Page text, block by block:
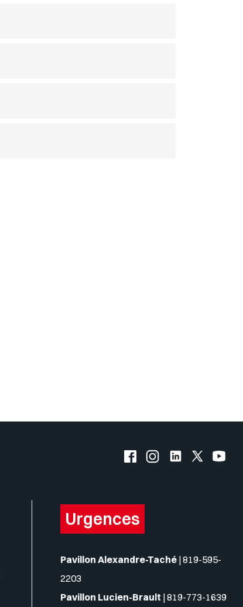
Facebook de l'UQO
Instagram de l'UQO
LinkedIn de
X
Urgences
Pavillon Alexandre-Taché |819-595-
2203
Pavillon Lucien-Brault |819-773-1639